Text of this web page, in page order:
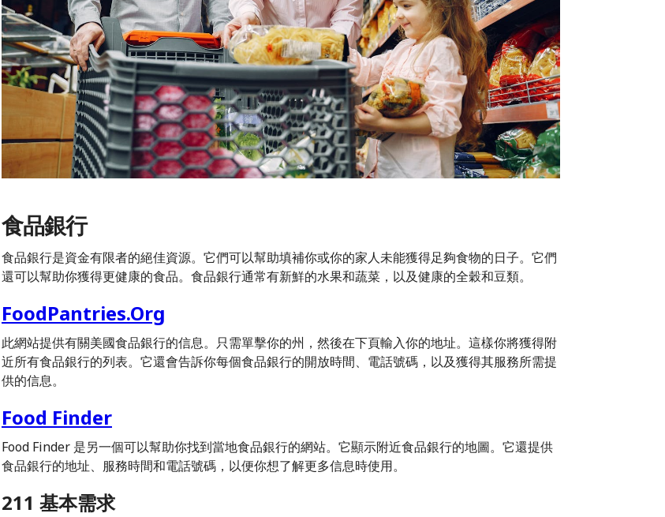
食品銀行
食品銀行是資金有限者的絕佳資源。它們可以幫助填補你或你的家人未能獲得足夠食物的日子。它們
還可以幫助你獲得更健康的食品。食品銀行通常有新鮮的水果和蔬菜，以及健康的全穀和豆類。
FoodPantries.Org
此網站提供有關美國食品銀行的信息。只需單擊你的州，然後在下頁輸入你的地址。這樣你將獲得附
近所有食品銀行的列表。它還會告訴你每個食品銀行的開放時間、電話號碼，以及獲得其服務所需提
供的信息。
Food Finder
Food Finder 是另一個可以幫助你找到當地食品銀行的網站。它顯示附近食品銀行的地圖。它還提供
食品銀行的地址、服務時間和電話號碼，以便你想了解更多信息時使用。
211 基本需求